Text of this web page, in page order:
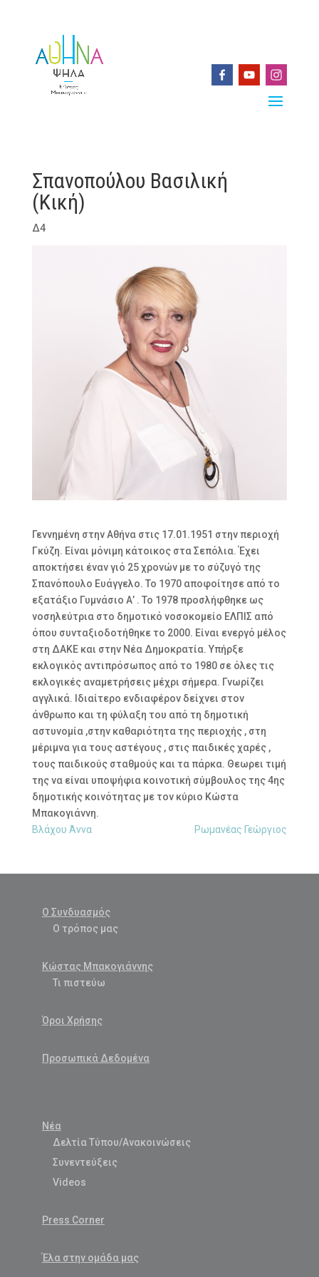
Σπανοπούλου Βασιλική
(Κική)
Δ4
Γεννημένη στην Αθήνα στις 17.01.1951 στην περιοχή
Γκύζη. Είναι μόνιμη κάτοικος στα Σεπόλια. Έχει
αποκτήσει έναν γιό 25 χρονών με το σύζυγό της
Σπανόπουλο Ευάγγελο. Το 1970 αποφοίτησε από το
εξατάξιο Γυμνάσιο Α’ . Το 1978 προσλήφθηκε ως
νοσηλεύτρια στο δημοτικό νοσοκομείο ΕΛΠΙΣ από
όπου συνταξιοδοτήθηκε το 2000. Είναι ενεργό μέλος
στη ΔΑΚΕ και στην Νέα Δημοκρατία. Υπήρξε
εκλογικός αντιπρόσωπος από το 1980 σε όλες τις
εκλογικές αναμετρήσεις μέχρι σήμερα. Γνωρίζει
αγγλικά. Ιδιαίτερο ενδιαφέρον δείχνει στον
άνθρωπο και τη φύλαξη του από τη δημοτική
αστυνομία ,στην καθαριότητα της περιοχής , στη
μέριμνα για τους αστέγους , στις παιδικές χαρές ,
τους παιδικούς σταθμούς και τα πάρκα. Θεωρει τιμή
της να είναι υποψήφια κοινοτική σύμβουλος της 4ης
δημοτικής κοινότητας με τον κύριο Κώστα
Μπακογιάννη.
Βλάχου Άννα
Ρωμανέας Γεώργιος
Ο Συνδυασμός
Ο τρόπος μας
Κώστας Μπακογιάννης
Τι πιστεύω
Όροι Χρήσης
Προσωπικά Δεδομένα
Νέα
Δελτία Τύπου/Ανακοινώσεις
Συνεντεύξεις
Videos
Press Corner
Έλα στην ομάδα μας